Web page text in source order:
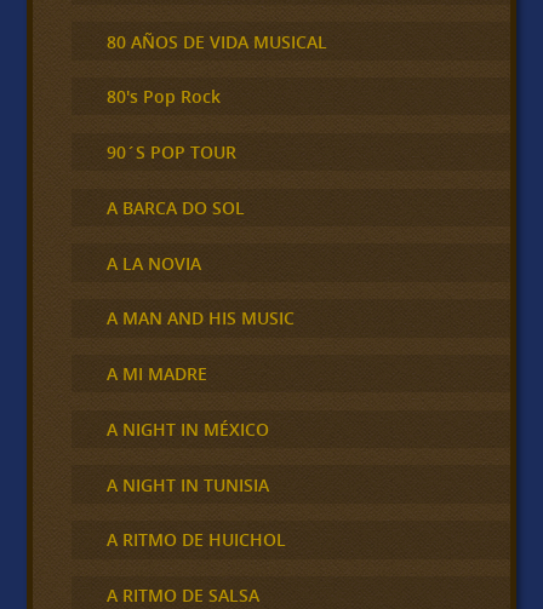
80 AÑOS DE VIDA MUSICAL
80's Pop Rock
90´S POP TOUR
A BARCA DO SOL
A LA NOVIA
A MAN AND HIS MUSIC
A MI MADRE
A NIGHT IN MÉXICO
A NIGHT IN TUNISIA
A RITMO DE HUICHOL
A RITMO DE SALSA